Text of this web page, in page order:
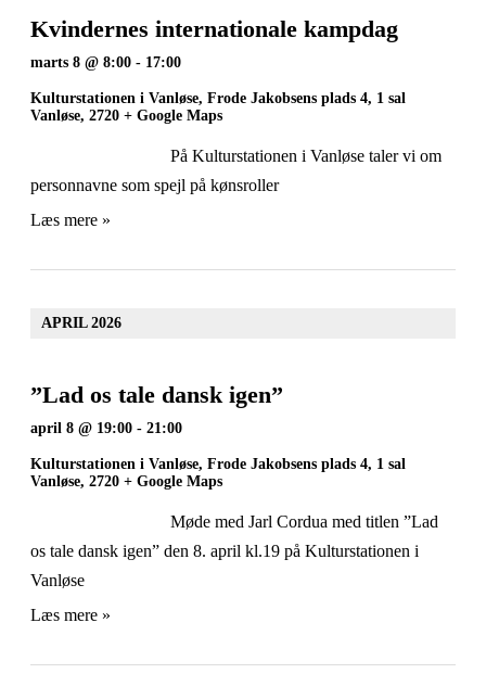
Kvindernes internationale kampdag
marts 8 @ 8:00 - 17:00
Kulturstationen i Vanløse, Frode Jakobsens plads 4, 1 sal
Vanløse, 2720 + Google Maps
På Kulturstationen i Vanløse taler vi om
personnavne som spejl på kønsroller
Læs mere »
APRIL 2026
”Lad os tale dansk igen”
april 8 @ 19:00 - 21:00
Kulturstationen i Vanløse, Frode Jakobsens plads 4, 1 sal
Vanløse, 2720 + Google Maps
Møde med Jarl Cordua med titlen ”Lad
os tale dansk igen” den 8. april kl.19 på Kulturstationen i
Vanløse
Læs mere »